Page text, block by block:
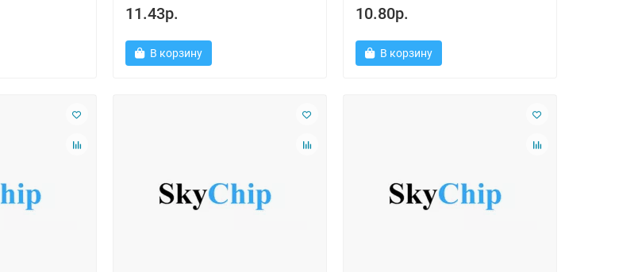
11.43р.
В корзину
10.80р.
В корзину